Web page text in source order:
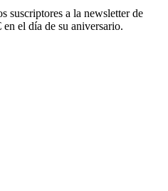
suscriptores a la newsletter de
el día de su aniversario.